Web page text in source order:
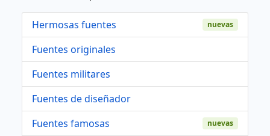
Hermosas fuentes nuevas
Fuentes originales
Fuentes militares
Fuentes de diseñador
Fuentes famosas
nuevas